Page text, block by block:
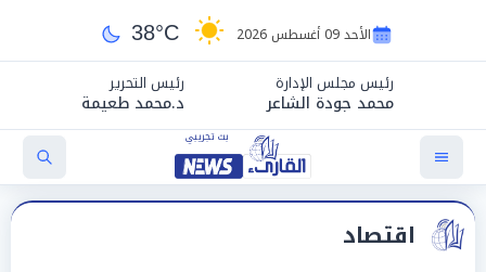
الأحد 09 أغسطس 2026 38°C
رئيس مجلس الإدارة
محمد جودة الشاعر
رئيس التحرير
د.محمد طعيمة
اقتصاد